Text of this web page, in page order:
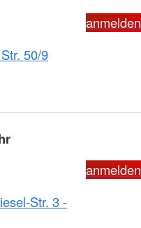
anmelden
50/9
anmelden
Str. 3 -